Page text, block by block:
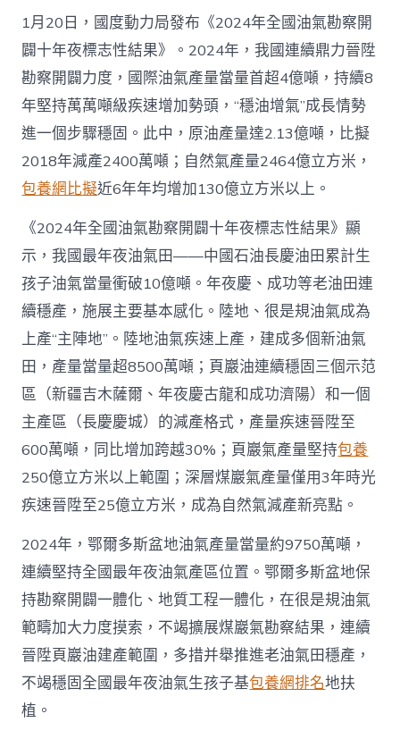
國
際
油
氣
查
包
養
app
產
量
當
首
超
4
億
噸
_
中
國
網〉
中
1月20日，國度動力局發布《2024年全國油氣勘察開
闢十年夜標志性結果》。2024年，我國連續鼎力晉陞
勘察開闢力度，國際油氣產量當量首超4億噸，持續8
年堅持萬萬噸級疾速增加勢頭，“穩油增氣”成長情勢
進一個步驟穩固。此中，原油產量達2.13億噸，比擬
2018年減產2400萬噸；自然氣產量2464億立方米，
包養網比擬近6年年均增加130億立方米以上。
《2024年全國油氣勘察開闢十年夜標志性結果》顯
示，我國最年夜油氣田——中國石油長慶油田累計生
孩子油氣當量衝破10億噸。年夜慶、成功等老油田連
續穩產，施展主要基本感化。陸地、很是規油氣成為
上產“主陣地”。陸地油氣疾速上產，建成多個新油氣
田，產量當量超8500萬噸；頁巖油連續穩固三個示范
區（新疆吉木薩爾、年夜慶古龍和成功濟陽）和一個
主產區（長慶慶城）的減產格式，產量疾速晉陞至
600萬噸，同比增加跨越30%；頁巖氣產量堅持包養
250億立方米以上範圍；深層煤巖氣產量僅用3年時光
疾速晉陞至25億立方米，成為自然氣減產新亮點。
2024年，鄂爾多斯盆地油氣產量當量約9750萬噸，
連續堅持全國最年夜油氣產區位置。鄂爾多斯盆地保
持勘察開闢一體化、地質工程一體化，在很是規油氣
範疇加大力度摸索，不竭擴展煤巖氣勘察結果，連續
晉陞頁巖油建產範圍，多措并舉推進老油氣田穩產，
不竭穩固全國最年夜油氣生孩子基包養網排名地扶
植。